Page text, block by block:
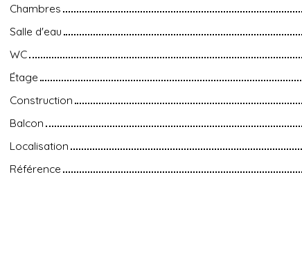
Chambres
Salle d'eau
WC
Étage
Construction
Balcon
Localisation
Référence